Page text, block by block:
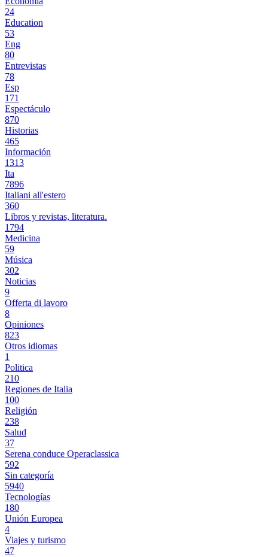
24
Education
53
Eng
80
Entrevistas
78
Esp
171
Espectáculo
870
Historias
465
Información
1313
Ita
7896
Italiani all'estero
360
Libros y revistas, literatura.
1794
Medicina
59
Música
302
Noticias
9
Offerta di lavoro
8
Opiniones
823
Otros idiomas
1
Politica
210
Regiones de Italia
100
Religión
238
Salud
37
Serena conduce Operaclassica
592
Sin categoría
5940
Tecnologías
180
Unión Europea
4
Viajes y turismo
47